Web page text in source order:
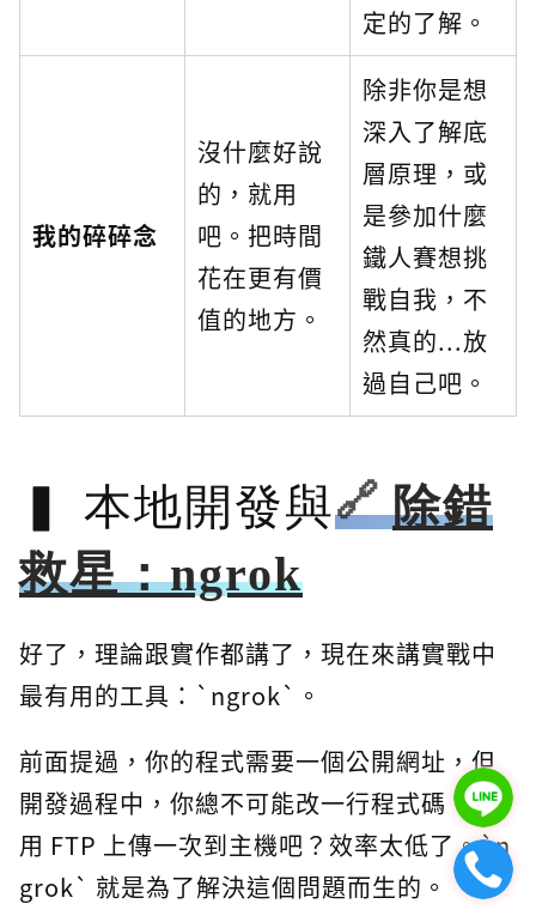
定的了解。
我的碎碎念
沒什麼好說
的，就用
吧。把時間
花在更有價
值的地方。
除非你是想
深入了解底
層原理，或
是參加什麼
鐵人賽想挑
戰自我，不
然真的...放
過自己吧。
本地開發與
除錯
救星：ngrok
好了，理論跟實作都講了，現在來講實戰中
最有用的工具：`ngrok`。
前面提過，你的程式需要一個公開網址，但
開發過程中，你總不可能改一行程式碼，就
用 FTP 上傳一次到主機吧？效率太低了。`n
grok` 就是為了解決這個問題而生的。